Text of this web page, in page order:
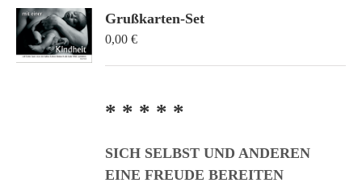
Grußkarten-Set
0,00€
* * * * *
SICH SELBST UND ANDEREN
EINE FREUDE BEREITEN